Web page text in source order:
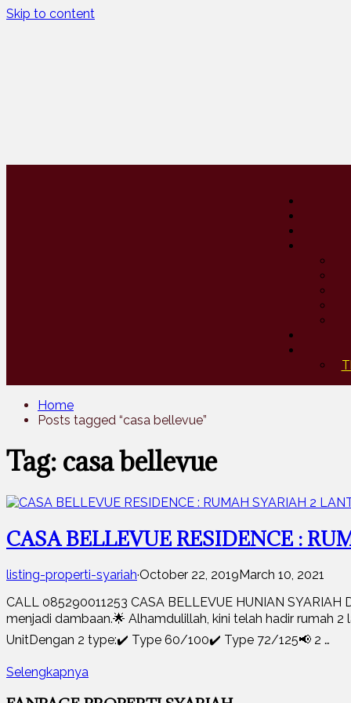
Skip to content
Home
Posts tagged “casa bellevue”
Tag: casa bellevue
CASA BELLEVUE RESIDENCE :
listing-properti-syariah·October 22, 2019March 10, 2021
CALL 085290011253 CASA BELLEVUE HUNIAN
menjadi dambaan.🌟 Alhamdulillah, kini telah hadir rumah
UnitDengan 2 type:✔️ Type 60/100✔️ Type 72/125📢 2 …
Selengkapnya